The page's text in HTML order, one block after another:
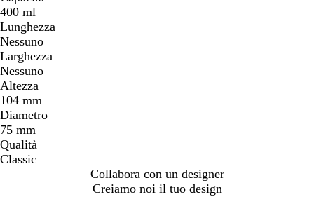
400 ml
Lunghezza
Nessuno
Larghezza
Nessuno
Altezza
104 mm
Diametro
75 mm
Qualità
Classic
Collabora con un designer
Creiamo noi il tuo design